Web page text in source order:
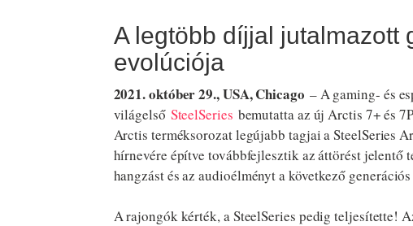
A legtöbb díjjal jutalmazott
evolúciója
2021. október 29., USA, Chicago – A gaming- és
világelső SteelSeries bemutatta az új Arctis 7+ és
Arctis terméksorozat legújabb tagjai a SteelSeries
hírnevére építve továbbfejlesztik az áttörést jelentő
hangzást és az audioélményt a következő
A rajongók kérték, a SteelSeries pedig teljesítette!